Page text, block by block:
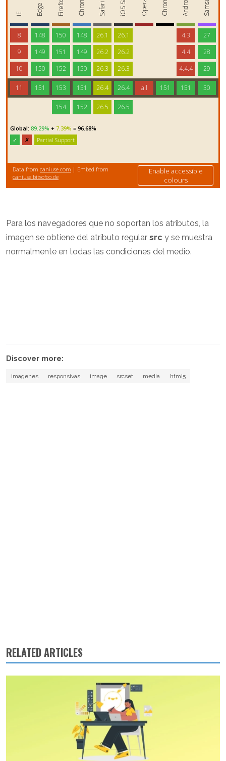
Para los navegadores que no soportan los atributos, la
imagen se obtiene del atributo regular src y se muestra
normalmente en todas las condiciones del medio.
Discover more:
imagenes responsivas image srcset media html5
RELATED ARTICLES